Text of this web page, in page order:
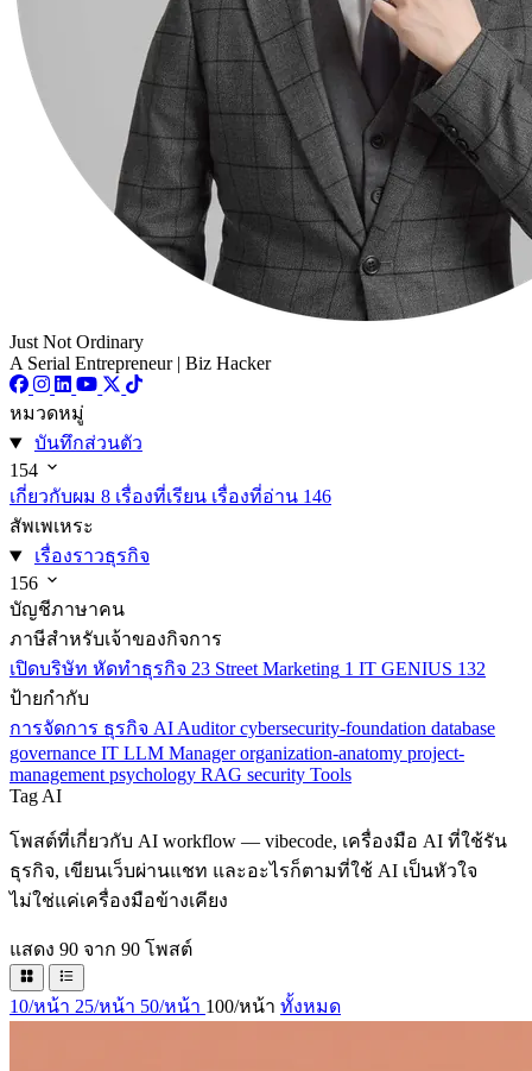
Just Not Ordinary
A Serial Entrepreneur | Biz Hacker
หมวดหมู่
บันทึกส่วนตัว
154
เกี่ยวกับผม 8 เรื่องที่เรียน เรื่องที่อ่าน 146
สัพเพเหระ
เรื่องราวธุรกิจ
156
บัญชีภาษาคน
ภาษีสำหรับเจ้าของกิจการ
เปิดบริษัท หัดทำธุรกิจ 23 Street Marketing 1 IT GENIUS 132
ป้ายกำกับ
การจัดการ ธุรกิจ AI Auditorcybersecurity-foundation database
governance IT LLM Managerorganization-anatomy project-
management psychology RAG security Tools
Tag AI
โพสต์ที่เกี่ยวกับ AI workflow — vibecode, เครื่องมือ AI ที่ใช้รัน
ธุรกิจ, เขียนเว็บผ่านแชท และอะไรก็ตามที่ใช้ AI เป็นหัวใจ
ไม่ใช่แค่เครื่องมือข้างเคียง
แสดง 90 จาก 90 โพสต์
10/หน้า 25/หน้า 50/หน้า 100/หน้า ทั้งหมด